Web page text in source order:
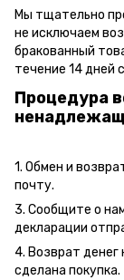
Мы тщательно
не исключаем
бракованный
течение 14 дней
Процедура
1. Обмен и
почту.
3. Сообщите о
декларации
4. Возврат денег
сделана покупка.